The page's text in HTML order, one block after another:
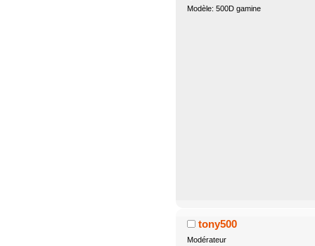
Modèle: 500D gamine
tony500
Modérateur